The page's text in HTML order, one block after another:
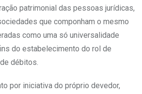
patrimonial das pessoas jurídicas,
que componham o mesmo
como uma só universalidade
do estabelecimento do rol de
débitos.
por iniciativa do próprio devedor,